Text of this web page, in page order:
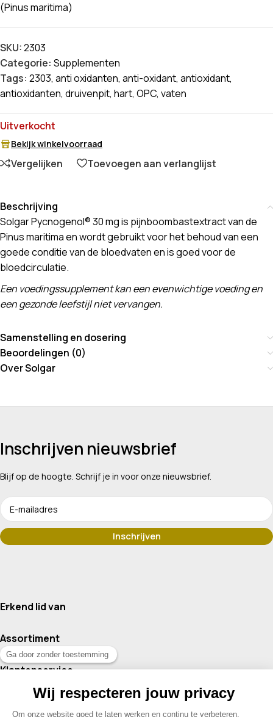
(Pinus maritima)
SKU:2303
Categorie: Supplementen
Tags: 2303, anti oxidanten, anti-oxidant, antioxidant,
antioxidanten, druivenpit, hart, OPC, vaten
Uitverkocht
Bekijk winkelvoorraad
Vergelijken Toevoegen aan verlanglijst
Beschrijving
Solgar Pycnogenol® 30 mg is pijnboombastextract van de
Pinus maritima en wordt gebruikt voor het behoud van een
goede conditie van de bloedvaten en is goed voor de
bloedcirculatie.
Een voedingssupplement kan een evenwichtige voeding en
een gezonde leefstijl niet vervangen.
Samenstelling en dosering
Beoordelingen (0)
Over Solgar
Inschrijven nieuwsbrief
Blijf op de hoogte. Schrijf je in voor onze nieuwsbrief.
Erkend lid van
Assortiment
Klantenservice
Contact